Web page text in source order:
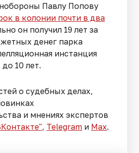
Павлу Попову
в колонии почти в два
он получил 19 лет за
денег парка
инстанция
10 лет.
о судебных делах,
и мнениях экспертов
, Telegram и Max.